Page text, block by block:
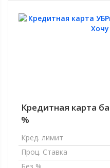
Кредитная карта
%
Кред. лимит
Проц. Ставка